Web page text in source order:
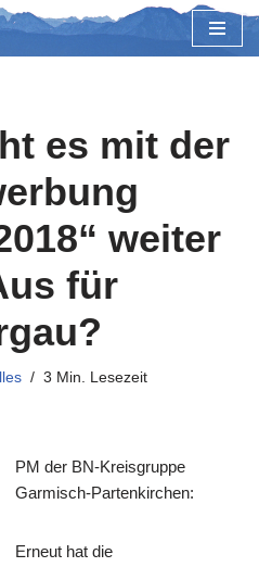
es mit der
weiter
für
3 Min. Lesezeit
PM der BN-Kreisgruppe
Garmisch-Partenkirchen:
Erneut hat die